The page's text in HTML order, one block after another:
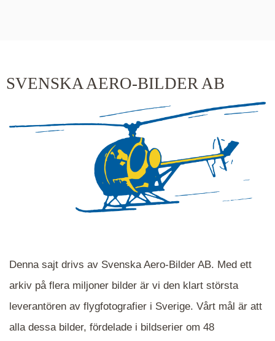
SVENSKA AERO-BILDER AB
Denna sajt drivs av Svenska Aero-Bilder AB. Med ett
arkiv på flera miljoner bilder är vi den klart största
leverantören av flygfotografier i Sverige. Vårt mål är att
alla dessa bilder, fördelade i bildserier om 48